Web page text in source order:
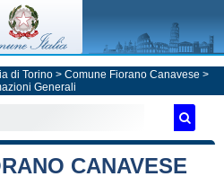
di Torino> Comune Fiorano Canavese >
Generali
CANAVESE